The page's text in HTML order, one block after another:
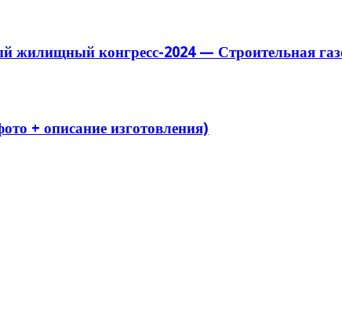
жилищный конгресс-2024 — Строительная
+ описание изготовления)